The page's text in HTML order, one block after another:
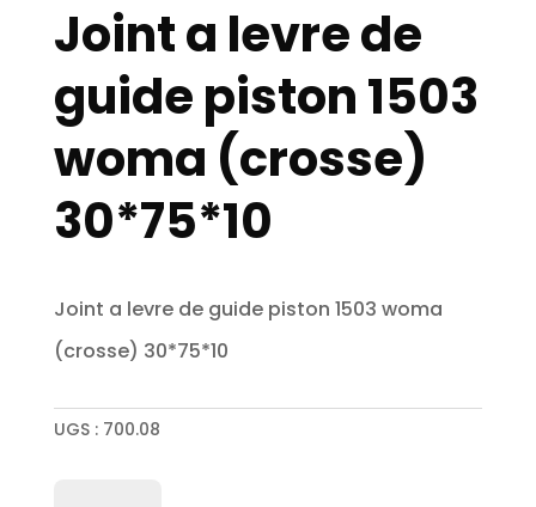
Joint a levre de
guide piston 1503
woma (crosse)
30*75*10
Joint a levre de guide piston 1503 woma
(crosse) 30*75*10
UGS : 700.08